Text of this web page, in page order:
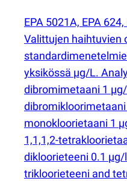
EPA 5021A, EPA
Valittujen haihtuvien
yksikössä µg/L.
dibromimetaani 1
monokloorietaani 1
1,1,1,2-
dikloorieteeni 0.1
trikloorieteeni and